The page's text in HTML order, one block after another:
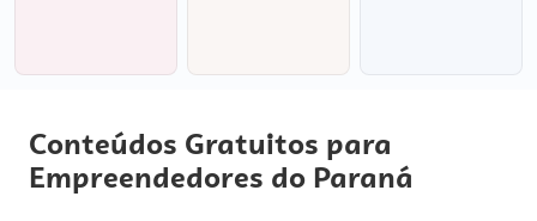
Conteúdos Gratuitos para
Empreendedores do Paraná